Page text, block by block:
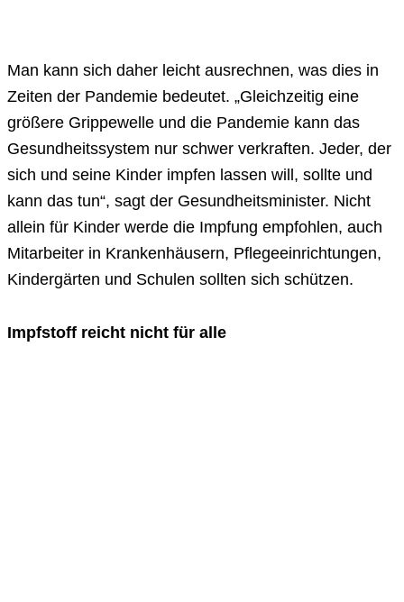
Man kann sich daher leicht ausrechnen, was dies in
Zeiten der Pandemie bedeutet. „Gleichzeitig eine
größere Grippewelle und die Pandemie kann das
Gesundheitssystem nur schwer verkraften. Jeder, der
sich und seine Kinder impfen lassen will, sollte und
kann das tun“, sagt der Gesundheitsminister. Nicht
allein für Kinder werde die Impfung empfohlen, auch
Mitarbeiter in Krankenhäusern, Pflegeeinrichtungen,
Kindergärten und Schulen sollten sich schützen.
Impfstoff reicht nicht für alle